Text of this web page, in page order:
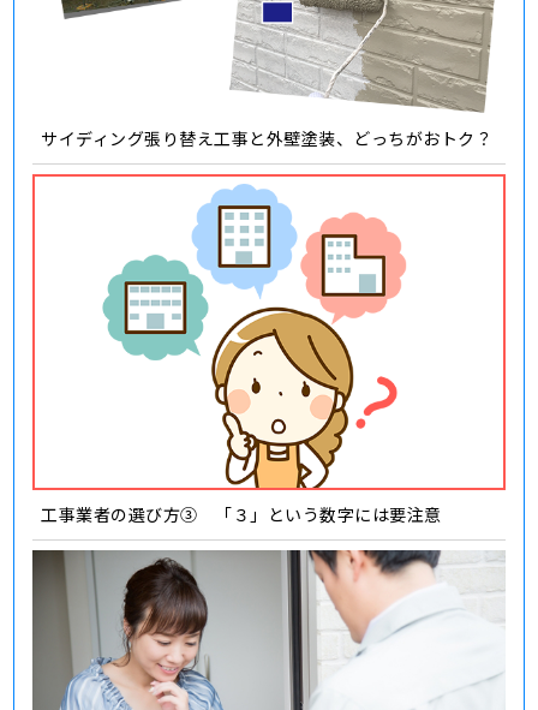
サイディング張り替え工事と外壁塗装、どっちがおトク？
工事業者の選び方③ 「３」という数字には要注意